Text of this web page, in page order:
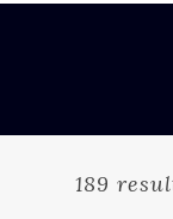
189